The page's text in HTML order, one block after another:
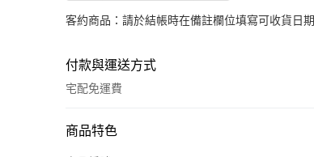
客約商品：請於結帳時在備註欄位填寫可收貨日期
付款與運送方式
宅配免運費
付款方式
商品特色